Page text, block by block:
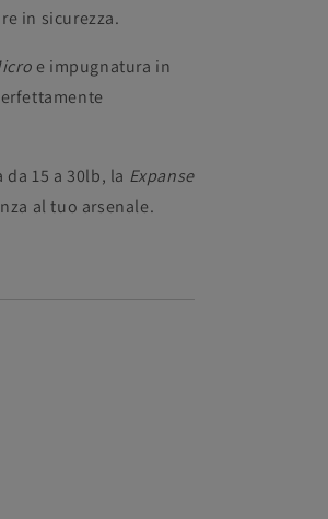
in sicurezza.
e impugnatura in
15 a 30lb, la Expanse
al tuo arsenale.